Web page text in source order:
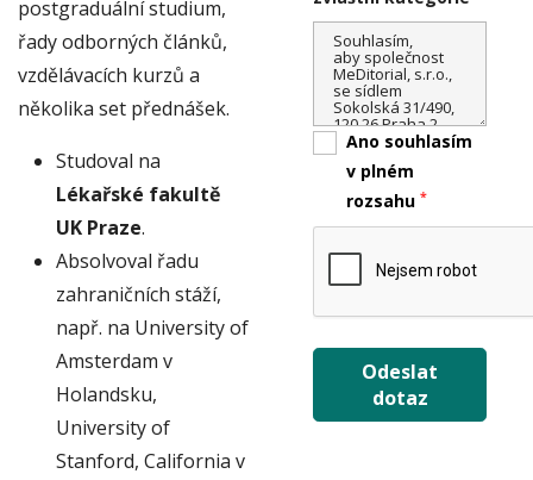
postgraduální studium,
řady odborných článků,
vzdělávacích kurzů a
několika set přednášek.
Studoval na
Lékařské fakultě
UK Praze.
Absolvoval řadu
zahraničních stáží,
např. na University of
Amsterdam v
Holandsku,
University of
Stanford, California v
Ano souhlasím
v plném
rozsahu *
Odeslat
dotaz